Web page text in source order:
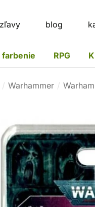
zľavy blog
farbenie RPG
Warhammer